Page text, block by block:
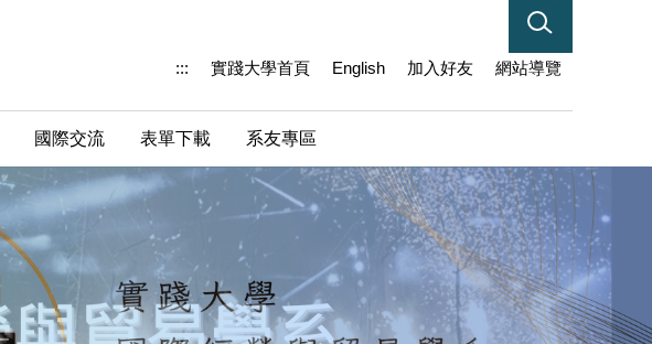
::: 實踐大學首頁 English 加入好友 網站導覽
國際交流 表單下載 系友專區